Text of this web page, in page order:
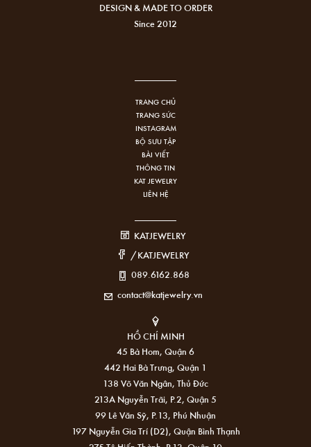
DESIGN & MADE TO ORDER
Since 2012
TRANG CHỦ
TRANG SỨC
INSTAGRAM
BỘ SƯU TẬP
BÀI VIẾT
THÔNG TIN
KAT JEWELRY
LIÊN HỆ
KATJEWELRY
/KATJEWELRY
089.6162.868
contact@katjewelry.vn
HỒ CHÍ MINH
45 Bà Hom, Quận 6
442 Hai Bà Trưng, Quận 1
138 Võ Văn Ngân, Thủ Đức
213A Nguyễn Trãi, P.2, Quận 5
99 Lê Văn Sỹ, P.13, Phú Nhuận
197 Nguyễn Gia Trí (D2), Quận Bình Thạnh